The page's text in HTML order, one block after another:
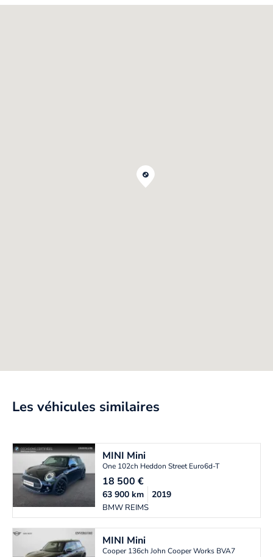
Les véhicules similaires
MINI Mini
One 102ch Heddon Street Euro6d-T
18 500€
BMW REIMS
63 900km 2019
MINI Mini
Cooper 136ch John Cooper Works BVA7